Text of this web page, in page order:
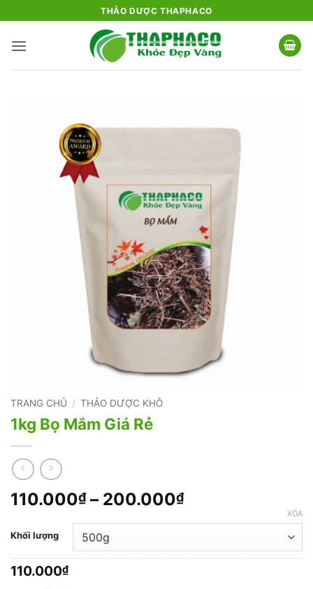
qua
nội
THẢO DƯỢC THAPHACO
TRANG CHỦ / THẢO DƯỢC KHÔ
1kg Bọ Mắm Giá Rẻ
110.000₫ – 200.000₫Khoảng
110.000₫
đến
Khối lượng
XÓA
110.000₫